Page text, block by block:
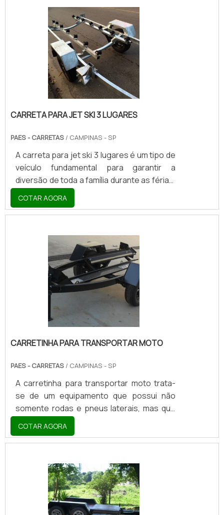
quadriciclo e também com outros veículos
que estiverem na rua enquanto o mesmo é
conduzido.DETALHES SOBRE AS
CARRETASVale ressaltar que esse tipo de
veículo não paga IPVA e tampouco o
seguro obrigatório DPVAT, porém o lice.
CARRETA PARA JET SKI 3 LUGARES
PAES - CARRETAS / CAMPINAS - SP
A carreta para jet ski 3 lugares é um tipo de
veículo fundamental para garantir a
diversão de toda a família durante as férias.
Isso porque, somente com ela é possível
realizar o transporte de jet skis até praias e
rios. As carretas são veículos que podem
possuem carteira B, isso se a carga pesar
até 3.500 quilos. Se a carga pesar entre
3.500 e 6.000 quilos, a categoria de carteira
exigida é a C. Acima disso, os pilotos
deverão ter carteiras de habilitação class.
COTAR AGORA
CARRETINHA PARA TRANSPORTAR MOTO
PAES - CARRETAS / CAMPINAS - SP
A carretinha para transportar moto trata-
se de um equipamento que possui não
somente rodas e pneus laterais, mas que
também se constitui através de aparatos
como bases de metal (alumínio xadrez, em
sua maioria) e engates de ferro. Ainda no
carretinha de transporte de motocicletas
se destaca por precisar contar com
espécies de faróis/lanternas e faixas
luminosas em seu departamento inferior,
COTAR AGORA